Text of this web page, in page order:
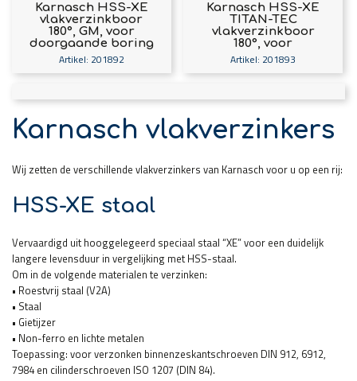
Karnasch HSS-XE
vlakverzinkboor
180°, GM, voor
doorgaande boring
met boutkop,
TITAN-TEC gecoat
Artikel: 201892
Karnasch HSS-XE
TITAN-TEC
vlakverzinkboor
180°, voor
kerndiameter voor
schroefdraad,
Artikel: 201893
Karnasch vlakverzinkers
Wij zetten de verschillende vlakverzinkers van Karnasch voor u op een rij:
HSS-XE staal
Vervaardigd uit hooggelegeerd speciaal staal “XE” voor een duidelijk
langere levensduur in vergelijking met HSS-staal.
Om in de volgende materialen te verzinken:
• Roestvrij staal (V2A)
• Staal
• Gietijzer
• Non-ferro en lichte metalen
Toepassing: voor verzonken binnenzeskantschroeven DIN 912, 6912,
7984 en cilinderschroeven ISO 1207 (DIN 84).